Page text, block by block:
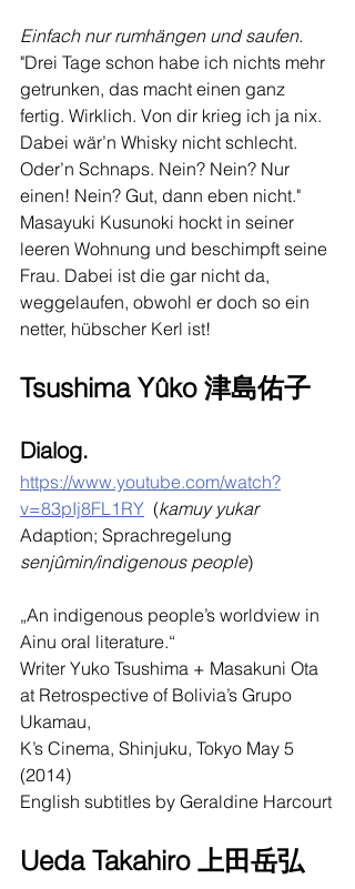
Einfach nur rumhängen und saufen.
"Drei Tage schon habe ich nichts mehr
getrunken, das macht einen ganz
fertig. Wirklich. Von dir krieg ich ja nix.
Dabei wär’n Whisky nicht schlecht.
Oder’n Schnaps. Nein? Nein? Nur
einen! Nein? Gut, dann eben nicht."
Masayuki Kusunoki hockt in seiner
leeren Wohnung und beschimpft seine
Frau. Dabei ist die gar nicht da,
weggelaufen, obwohl er doch so ein
netter, hübscher Kerl ist!
Tsushima Yûko 津島佑子
Dialog.
https://www.youtube.com/watch?
v=83pIj8FL1RY
  (
kamuy yukar
Adaption; Sprachregelung
senjûmin/indigenous people)
„An indigenous people’s worldview in
Ainu oral literature.“
Writer Yuko Tsushima + Masakuni Ota
at Retrospective of Bolivia’s Grupo
Ukamau,
K’s Cinema, Shinjuku, Tokyo May 5
(2014)
English subtitles by Geraldine Harcourt
Ueda Takahiro 上田岳弘